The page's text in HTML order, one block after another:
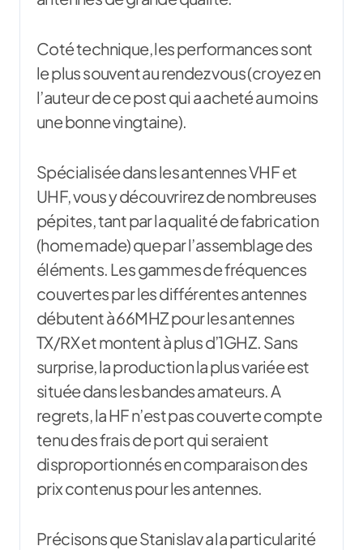
Coté technique, les performances sont
le plus souvent au rendez vous (croyez en
l’auteur de ce post qui a acheté au moins
une bonne vingtaine).
Spécialisée dans les antennes VHF et
UHF, vous y découvrirez de nombreuses
pépites, tant par la qualité de fabrication
(home made) que par l’assemblage des
éléments. Les gammes de fréquences
couvertes par les différentes antennes
débutent à 66MHZ pour les antennes
TX/RX et montent à plus d’1GHZ. Sans
surprise, la production la plus variée est
située dans les bandes amateurs. A
regrets, la HF n’est pas couverte compte
tenu des frais de port qui seraient
disproportionnés en comparaison des
prix contenus pour les antennes.
Précisons que Stanislav a la particularité